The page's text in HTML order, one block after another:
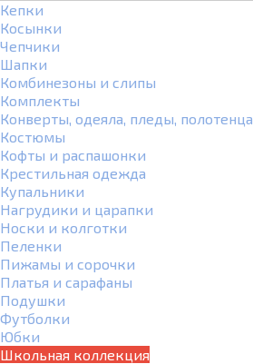
Кепки
Косынки
Чепчики
Шапки
Комбинезоны и слипы
Комплекты
Конверты, одеяла, пледы, полотенца
Костюмы
Кофты и распашонки
Крестильная одежда
Купальники
Нагрудики и царапки
Носки и колготки
Пеленки
Пижамы и сорочки
Платья и сарафаны
Подушки
Футболки
Юбки
Школьная коллекция